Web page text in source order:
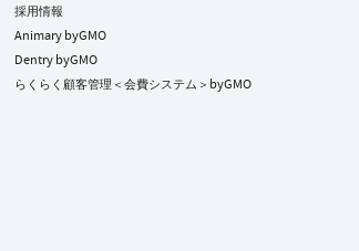
採用情報
Animary byGMO
Dentry byGMO
らくらく顧客管理＜会費システム＞byGMO